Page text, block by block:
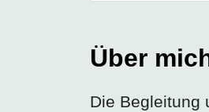
Über
Die Begleitung